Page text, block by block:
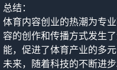
总结：
体育内容创业的热潮为专
容的创作和传播方式发生
能，促进了体育产业的多元
未来，随着科技的不断进